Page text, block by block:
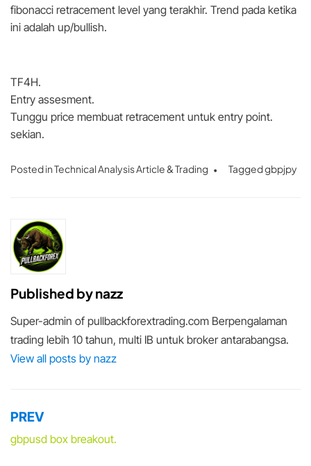
fibonacci retracement level yang terakhir. Trend pada ketika
ini adalah up/bullish.
TF4H.
Entry assesment.
Tunggu price membuat retracement untuk entry point.
sekian.
Posted inTechnical Analysis Article & Trading Taggedgbpjpy
Published bynazz
Super-admin of pullbackforextrading.com Berpengalaman
trading lebih 10 tahun, multi IB untuk broker antarabangsa.
View all posts by nazz
Post
navigation
PREV
gbpusd box breakout.